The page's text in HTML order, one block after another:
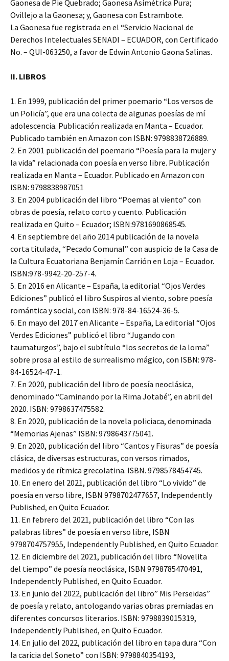
Gaonesa de Pie Quebrado; Gaonesa Asimétrica Pura;
Ovillejo a la Gaonesa; y, Gaonesa con Estrambote.
La Gaonesa fue registrada en el “Servicio Nacional de
Derechos Intelectuales SENADI – ECUADOR, con Certificado
No. – QUI-063250, a favor de Edwin Antonio Gaona Salinas.
II. LIBROS
1. En 1999, publicación del primer poemario “Los versos de
un Policía”, que era una colecta de algunas poesías de mí
adolescencia. Publicación realizada en Manta – Ecuador.
Publicado también en Amazon con ISBN: 9798838726889.
2. En 2001 publicación del poemario “Poesía para la mujer y
la vida” relacionada con poesía en verso libre. Publicación
realizada en Manta – Ecuador. Publicado en Amazon con
ISBN: 9798838987051
3. En 2004 publicación del libro “Poemas al viento” con
obras de poesía, relato corto y cuento. Publicación
realizada en Quito – Ecuador; ISBN:9781690868545.
4. En septiembre del año 2014 publicación de la novela
corta titulada, “Pecado Comunal” con auspicio de la Casa de
la Cultura Ecuatoriana Benjamín Carrión en Loja – Ecuador.
ISBN:978-9942-20-257-4.
5. En 2016 en Alicante – España, la editorial “Ojos Verdes
Ediciones” publicó el libro Suspiros al viento, sobre poesía
romántica y social, con ISBN: 978-84-16524-36-5.
6. En mayo del 2017 en Alicante – España, La editorial “Ojos
Verdes Ediciones” publicó el libro “Jugando con
taumaturgos”, bajo el subtítulo “los secretos de la loma”
sobre prosa al estilo de surrealismo mágico, con ISBN: 978-
84-16524-47-1.
7. En 2020, publicación del libro de poesía neoclásica,
denominado “Caminando por la Rima Jotabé”, en abril del
2020. ISBN: 9798637475582.
8. En 2020, publicación de la novela policiaca, denominada
“Memorias Ajenas” ISBN: 9798643775041.
9. En 2020, publicación del libro “Cantos y Fisuras” de poesía
clásica, de diversas estructuras, con versos rimados,
medidos y de rítmica grecolatina. ISBN. 9798578454745.
10. En enero del 2021, publicación del libro “Lo vivido” de
poesía en verso libre, ISBN 9798702477657, Independently
Published, en Quito Ecuador.
11. En febrero del 2021, publicación del libro “Con las
palabras libres” de poesía en verso libre, ISBN
9798704757955, Independently Published, en Quito Ecuador.
12. En diciembre del 2021, publicación del libro “Novelita
del tiempo” de poesía neoclásica, ISBN 9798785470491,
Independently Published, en Quito Ecuador.
13. En junio del 2022, publicación del libro” Mis Perseidas”
de poesía y relato, antologando varias obras premiadas en
diferentes concursos literarios. ISBN: 9798839015319,
Independently Published, en Quito Ecuador.
14. En julio del 2022, publicación del libro en tapa dura “Con
la caricia del Soneto” con ISBN: 9798840354193,